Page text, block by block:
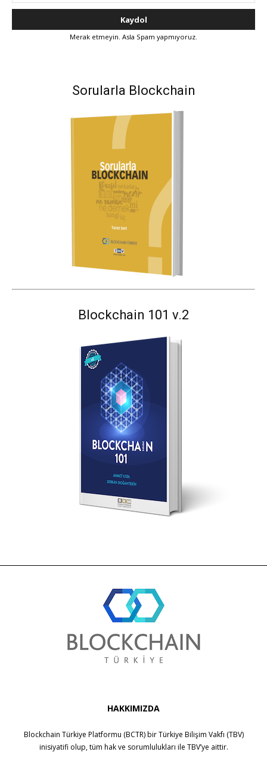
Merak etmeyin. Asla Spam yapmıyoruz.
Sorularla Blockchain
Blockchain 101 v.2
HAKKIMIZDA
Blockchain Türkiye Platformu (BCTR) birTürkiye Bilişim Vakfı (TBV)
inisiyatifi olup, tüm hak ve sorumlulukları ile TBV’ye aittir.